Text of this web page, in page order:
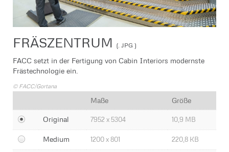
FRÄSZENTRUM (. JPG )
FACC setzt in der Fertigung von Cabin Interiors modernste
Frästechnologie ein.
© FACC/Gortana
Maße Größe
Original 7952 x 5304 10,9 MB
Medium 1200 x 801 220,8 KB